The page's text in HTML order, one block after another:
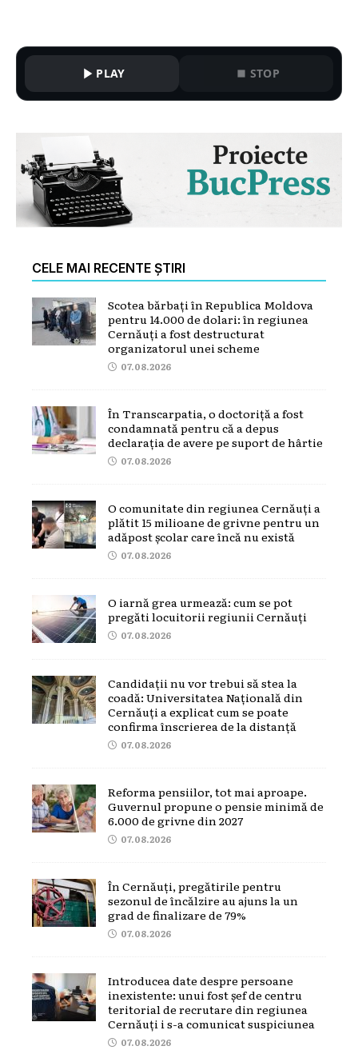
PLAY STOP
CELE MAI RECENTE ȘTIRI
Scotea bărbați în Republica Moldova
pentru 14.000 de dolari: în regiunea
Cernăuți a fost destructurat
organizatorul unei scheme
07.08.2026
În Transcarpatia, o doctoriță a fost
condamnată pentru că a depus
declarația de avere pe suport de hârtie
07.08.2026
O comunitate din regiunea Cernăuți a
plătit 15 milioane de grivne pentru un
adăpost școlar care încă nu există
07.08.2026
O iarnă grea urmează: cum se pot
pregăti locuitorii regiunii Cernăuți
07.08.2026
Candidații nu vor trebui să stea la
coadă: Universitatea Națională din
Cernăuți a explicat cum se poate
confirma înscrierea de la distanță
07.08.2026
Reforma pensiilor, tot mai aproape.
Guvernul propune o pensie minimă de
6.000 de grivne din 2027
07.08.2026
În Cernăuți, pregătirile pentru
sezonul de încălzire au ajuns la un
grad de finalizare de 79%
07.08.2026
Introducea date despre persoane
inexistente: unui fost șef de centru
teritorial de recrutare din regiunea
Cernăuți i s-a comunicat suspiciunea
07.08.2026